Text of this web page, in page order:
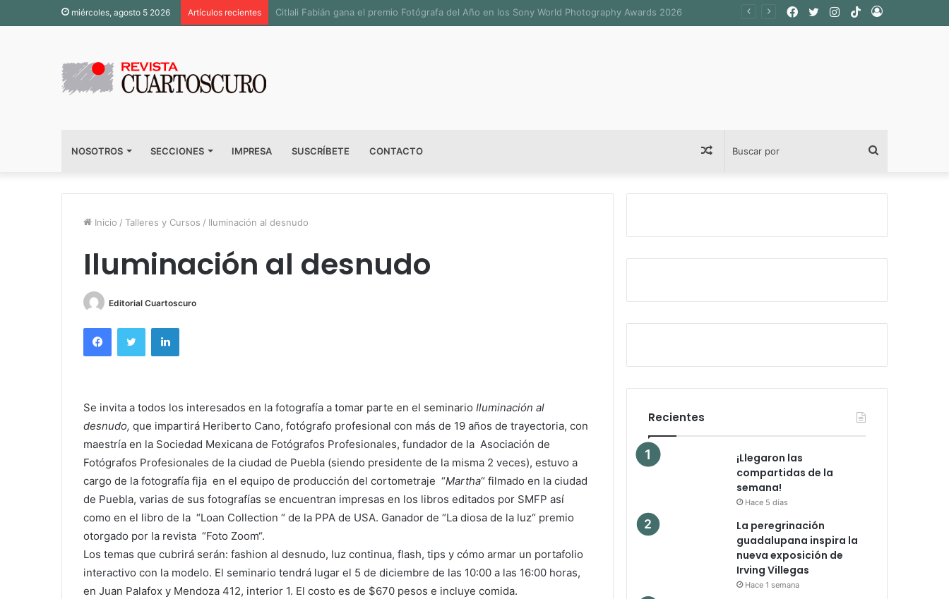
miércoles, agosto 5 2026 Artículos recientes Inauguran sala permanente «Pedro Valtierra» en la Fototeca de Zacatecas Acceso
TikTok
Instagram
Twitter
Facebook
NOSOTROS SECCIONES IMPRESA SUSCRÍBETE CONTACTO
por
Publicación
al
azar
Inicio / Talleres y Cursos / Iluminación al desnudo
Iluminación al desnudo
Editorial Cuartoscuro
FacebookTwitter LinkedIn
Se invita a todos los interesados en la fotografía a tomar parte en el seminario Iluminación al
desnudo, que impartirá Heriberto Cano, fotógrafo profesional con más de 19 años de trayectoria, con
maestría en la Sociedad Mexicana de Fotógrafos Profesionales, fundador de la Asociación de
Fotógrafos Profesionales de la ciudad de Puebla (siendo presidente de la misma 2 veces), estuvo a
cargo de la fotografía fija en el equipo de producción del cortometraje “Martha“ filmado en la ciudad
de Puebla, varias de sus fotografías se encuentran impresas en los libros editados por SMFP así
como en el libro de la “Loan Collection “ de la PPA de USA. Ganador de “La diosa de la luz“ premio
otorgado por la revista “Foto Zoom“.
Los temas que cubrirá serán: fashion al desnudo, luz continua, flash, tips y cómo armar un portafolio
interactivo con la modelo. El seminario tendrá lugar el 5 de diciembre de las 10:00 a las 16:00 horas,
en Juan Palafox y Mendoza 412, interior 1. El costo es de $670 pesos e incluye comida.
Recientes
¡Llegaron las
compartidas de la
semana!
Hace 5 días
La peregrinación
guadalupana inspira la
nueva exposición de
Irving Villegas
Hace 1 semana